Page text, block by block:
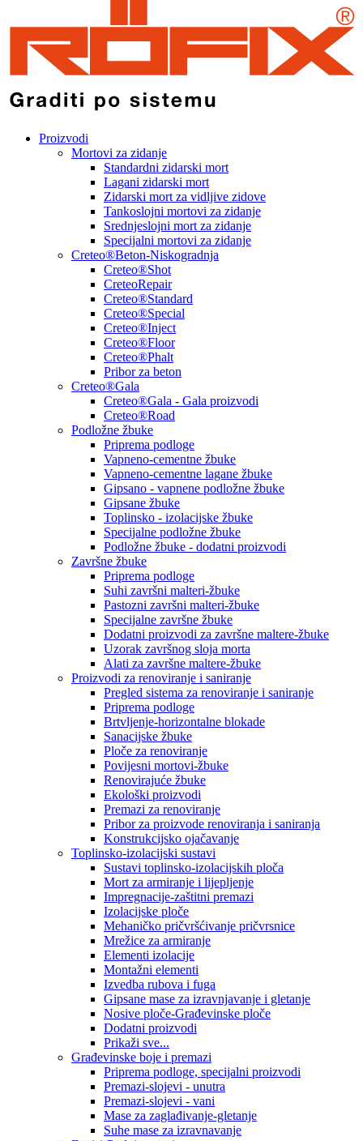
Proizvodi
Mortovi za zidanje
Standardni zidarski mort
Lagani zidarski mort
Zidarski mort za vidljive zidove
Tankoslojni mortovi za zidanje
Srednjeslojni mort za zidanje
Specijalni mortovi za zidanje
Creteo®Beton-Niskogradnja
Creteo®Shot
CreteoRepair
Creteo®Standard
Creteo®Special
Creteo®Inject
Creteo®Floor
Creteo®Phalt
Pribor za beton
Creteo®Gala
Creteo®Gala - Gala proizvodi
Creteo®Road
Podložne žbuke
Priprema podloge
Vapneno-cementne žbuke
Vapneno-cementne lagane žbuke
Gipsano - vapnene podložne žbuke
Gipsane žbuke
Toplinsko - izolacijske žbuke
Specijalne podložne žbuke
Podložne žbuke - dodatni proizvodi
Završne žbuke
Priprema podloge
Suhi završni malteri-žbuke
Pastozni završni malteri-žbuke
Specijalne završne žbuke
Dodatni proizvodi za završne maltere-žbuke
Uzorak završnog sloja morta
Alati za završne maltere-žbuke
Proizvodi za renoviranje i saniranje
Pregled sistema za renoviranje i saniranje
Priprema podloge
Brtvljenje-horizontalne blokade
Sanacijske žbuke
Ploče za renoviranje
Povijesni mortovi-žbuke
Renovirajuće žbuke
Ekološki proizvodi
Premazi za renoviranje
Pribor za proizvode renoviranja i saniranja
Konstrukcijsko ojačavanje
Toplinsko-izolacijski sustavi
Sustavi toplinsko-izolacijskih ploča
Mort za armiranje i lijepljenje
Impregnacije-zaštitni premazi
Izolacijske ploče
Mehaničko pričvršćivanje pričvrsnice
Mrežice za armiranje
Elementi izolacije
Montažni elementi
Izvedba rubova i fuga
Gipsane mase za izravnjavanje i gletanje
Nosive ploče-Građevinske ploče
Dodatni proizvodi
Prikaži sve...
Građevinske boje i premazi
Priprema podloge, specijalni proizvodi
Premazi-slojevi - unutra
Premazi-slojevi - vani
Mase za zaglađivanje-gletanje
Suhe mase za izravnavanje